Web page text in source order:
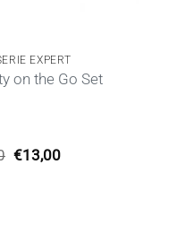
EXPERT
on the Go Set
Original
€13,00Η